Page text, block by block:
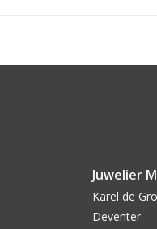
Juwelier
Karel de
Deventer